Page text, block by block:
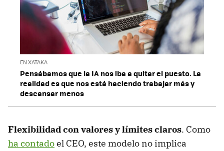
EN XATAKA
Pensábamos que la IA nos iba a quitar el puesto. La
realidad es que nos está haciendo trabajar más y
descansar menos
Flexibilidad con valores y límites claros. Como
ha contadoel CEO, este modelo no implica